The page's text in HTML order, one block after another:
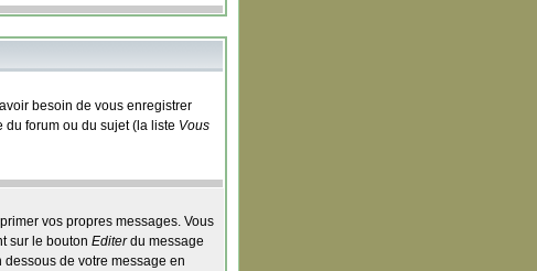
besoin de vous enregistrer
forum ou du sujet (la liste Vous
vos propres messages. Vous
sur le bouton Editerdu message
de votre message en